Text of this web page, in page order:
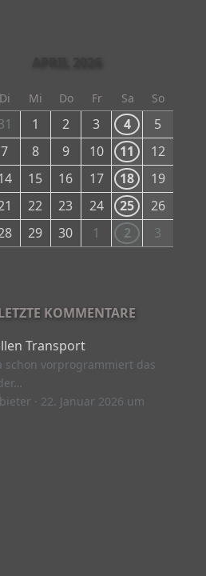
Di Mi Do Fr Sa So
1 2 3 4
5
7 8 9 10 11
12
15 16 17 18
19
22 23 24 25
26
29 30 1 2 3
KOMMENTARE
Transport
schon vorprogrammiert das
22. Januar 2026 um